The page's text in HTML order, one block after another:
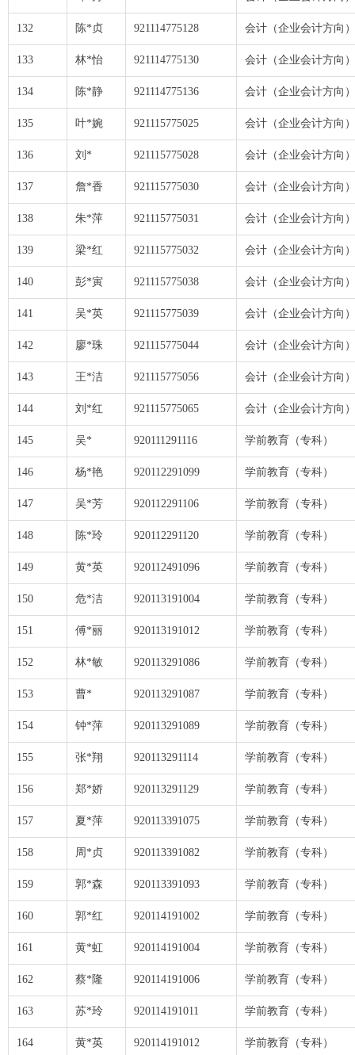
132 陈*贞 921114775128 会计（企业会计方向）
133 林*怡 921114775130 会计（企业会计方向）
134 陈*静 921114775136 会计（企业会计方向）
135 叶*婉 921115775025 会计（企业会计方向）
136 刘* 921115775028 会计（企业会计方向）
137 詹*香 921115775030 会计（企业会计方向）
138 朱*萍 921115775031 会计（企业会计方向）
139 梁*红 921115775032 会计（企业会计方向）
140 彭*寅 921115775038 会计（企业会计方向）
141 吴*英 921115775039 会计（企业会计方向）
142 廖*珠 921115775044 会计（企业会计方向）
143 王*洁 921115775056 会计（企业会计方向）
144 刘*红 921115775065 会计（企业会计方向）
145 吴* 920111291116 学前教育（专科）
146 杨*艳 920112291099 学前教育（专科）
147 吴*芳 920112291106 学前教育（专科）
148 陈*玲 920112291120 学前教育（专科）
149 黄*英 920112491096 学前教育（专科）
150 危*洁 920113191004 学前教育（专科）
151 傅*丽 920113191012 学前教育（专科）
152 林*敏 920113291086 学前教育（专科）
153 曹* 920113291087 学前教育（专科）
154 钟*萍 920113291089 学前教育（专科）
155 张*翔 920113291114 学前教育（专科）
156 郑*娇 920113291129 学前教育（专科）
157 夏*萍 920113391075 学前教育（专科）
158 周*贞 920113391082 学前教育（专科）
159 郭*森 920113391093 学前教育（专科）
160 郭*红 920114191002 学前教育（专科）
161 黄*虹 920114191004 学前教育（专科）
162 蔡*隆 920114191006 学前教育（专科）
163 苏*玲 920114191011 学前教育（专科）
164 黄*英 920114191012 学前教育（专科）